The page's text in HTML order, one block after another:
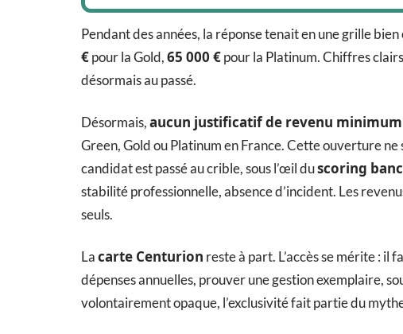
Pendant des années, la réponse tenait en une grille bien
€pour la Gold,65 000 €pour la Platinum. Chiffres
désormais au passé.
Désormais,aucun justificatif de revenu minimum
Green, Gold ou Platinum en France. Cette ouverture
candidat est passé au crible, sous l’œil duscoring
stabilité professionnelle, absence d’incident. Les
seuls.
Lacarte Centurion reste à part. L’accès se mérite : il
dépenses annuelles, prouver une gestion exemplaire,
volontairement opaque, l’exclusivité fait partie du